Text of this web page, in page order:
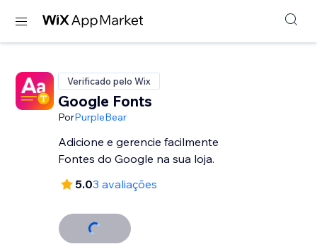
Verificado pelo Wix
Google Fonts
PorPurpleBear
Adicione e gerencie facilmente
Fontes do Google na sua loja.
5.03 avaliações